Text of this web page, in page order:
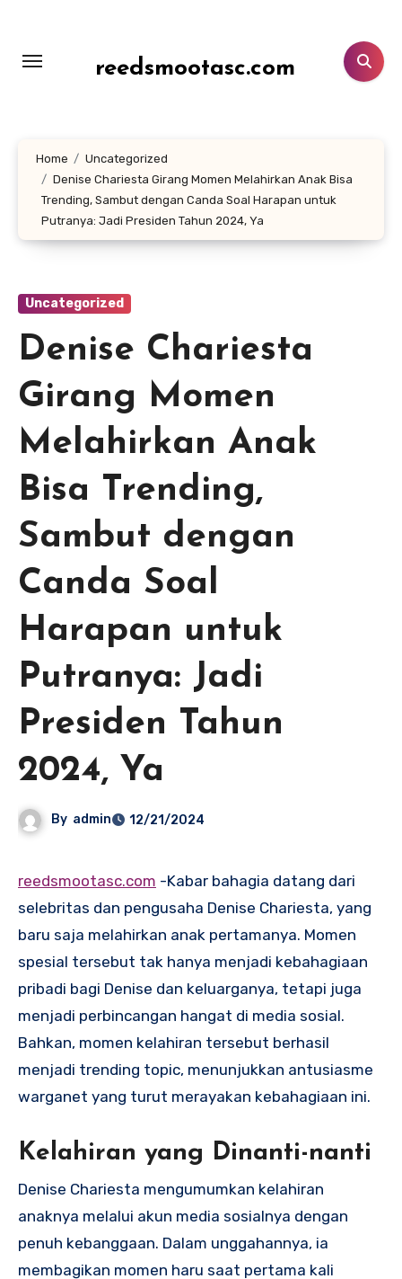
konten
reedsmootasc.com
Home
Uncategorized
Denise Chariesta Girang Momen Melahirkan Anak Bisa
Trending, Sambut dengan Canda Soal Harapan untuk
Putranya: Jadi Presiden Tahun 2024, Ya
Uncategorized
Denise Chariesta
Girang Momen
Melahirkan Anak
Bisa Trending,
Sambut dengan
Canda Soal
Harapan untuk
Putranya: Jadi
Presiden Tahun
2024, Ya
By admin 12/21/2024
reedsmootasc.com -Kabar bahagia datang dari
selebritas dan pengusaha Denise Chariesta, yang
baru saja melahirkan anak pertamanya. Momen
spesial tersebut tak hanya menjadi kebahagiaan
pribadi bagi Denise dan keluarganya, tetapi juga
menjadi perbincangan hangat di media sosial.
Bahkan, momen kelahiran tersebut berhasil
menjadi trending topic, menunjukkan antusiasme
warganet yang turut merayakan kebahagiaan ini.
Kelahiran yang Dinanti-nanti
Denise Chariesta mengumumkan kelahiran
anaknya melalui akun media sosialnya dengan
penuh kebanggaan. Dalam unggahannya, ia
membagikan momen haru saat pertama kali